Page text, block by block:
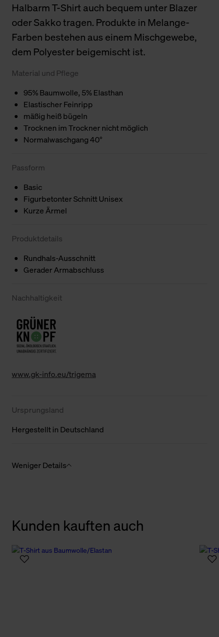
Halbarm T-Shirt auch bequem unter Blazer
oder Sakko tragen. Produkte in Melange-
Farben bestehen aus einem Mischgewebe,
dem Polyester beigemischt ist.
Material und Pflege
95% Baumwolle, 5% Elasthan
Elastischer Feinripp
mäßig heiß bügeln
Trocknen im Trockner nicht möglich
Normalwaschgang 40°
Passform
Basic
Figurbetonter Schnitt Unisex
Kurze Ärmel
Produktdetails
Rundhals-Ausschnitt
Gerader Armabschluss
Nachhaltigkeit
www.gk-info.eu/trigema
Ursprungsland
Hergestellt in Deutschland
Weniger Details
Kunden kauften auch